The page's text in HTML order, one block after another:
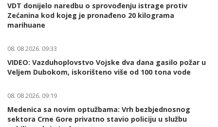
VDT donijelo naredbu o sprovođenju istrage protiv
Zećanina kod kojeg je pronađeno 20 kilograma
marihuane
08. 08 2026. 09:33
VIDEO: Vazduhoplovstvo Vojske dva dana gasilo požar u
Veljem Dubokom, iskorišteno više od 100 tona vode
08. 08 2026. 09:19
Medenica sa novim optužbama: Vrh bezbjednosnog
sektora Crne Gore privatno stavio policiju u službu